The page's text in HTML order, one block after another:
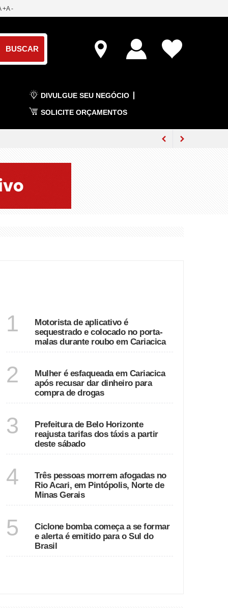
+A -
DIVULGUE SEU NEGÓCIO
SOLICITE ORÇAMENTOS
em julho
1
Motorista de aplicativo é
sequestrado e colocado no porta-
malas durante roubo em Cariacica
2
Mulher é esfaqueada em Cariacica
após recusar dar dinheiro para
compra de drogas
3
Prefeitura de Belo Horizonte
reajusta tarifas dos táxis a partir
deste sábado
4
Três pessoas morrem afogadas no
Rio Acari, em Pintópolis, Norte de
Minas Gerais
5
Ciclone bomba começa a se formar
e alerta é emitido para o Sul do
Brasil